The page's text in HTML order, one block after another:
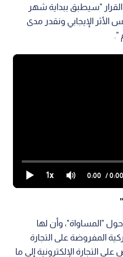
القرار "سيطبق ببداية شهر
"سنلمس الأثر الإيجابي ونقدر مدى
".
1x 0:00 / 0:00
"المساواة"، وأن لها
المفروضة على التجارة
التجارة الإلكترونية إلى ما